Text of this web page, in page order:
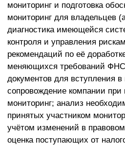
мониторинг и подготовка
мониторинг для владельцев
диагностика имеющейся
контроля и управления
рекомендаций по её
меняющихся требований ФНС
документов для вступления в
сопровождение компании при
мониторинг; анализ
принятых участником
учётом изменений в
оценка поступающих от